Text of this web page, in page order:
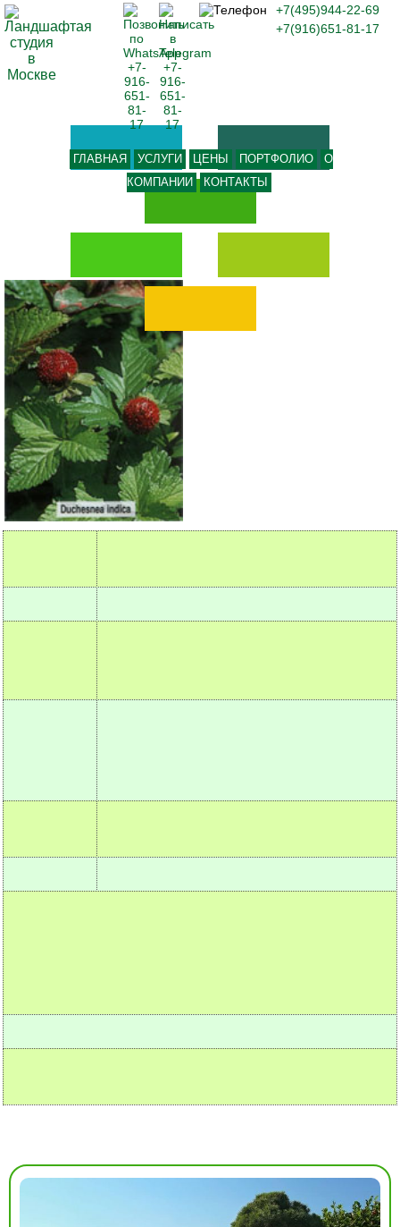
+7(495)944-22-69
+7(916)651-81-17
ГЛАВНАЯ УСЛУГИ ЦЕНЫ ПОРТФОЛИО
О
КОМПАНИИ
КОНТАКТЫ